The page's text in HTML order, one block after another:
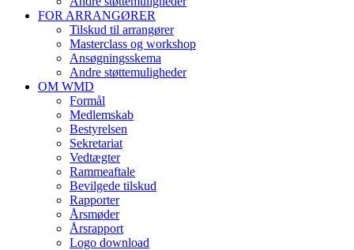
FOR ARRANGØRER
Tilskud til arrangører
Masterclass og workshop
Ansøgningsskema
Andre støttemuligheder
OM WMD
Formål
Medlemskab
Bestyrelsen
Sekretariat
Vedtægter
Rammeaftale
Bevilgede tilskud
Rapporter
Årsmøder
Årsrapport
Logo download